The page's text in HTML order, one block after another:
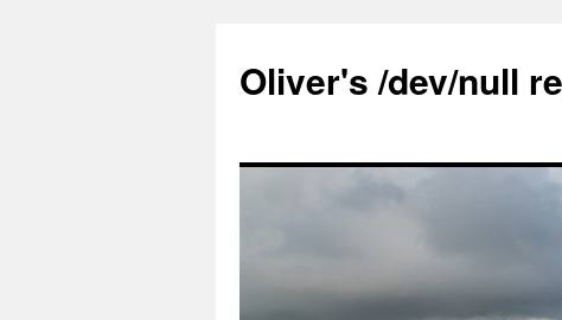
content
Oliver's /dev/null